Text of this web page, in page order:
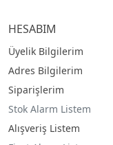
HESABIM
Üyelik Bilgilerim
Adres Bilgilerim
Siparişlerim
Stok Alarm Listem
Alışveriş Listem